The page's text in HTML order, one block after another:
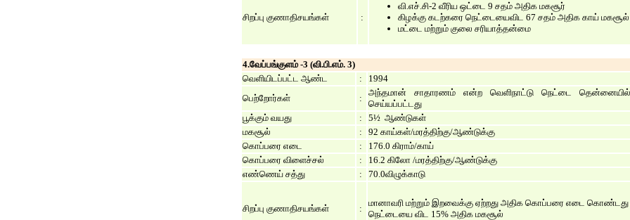
சிறப்பு குணாதிசயங்கள் :
வி.எச்.சி-2 வீரிய ஒட்டை 9 சதம் அதிக மகசூர்
கிழக்கு கடற்கரை நெட்டையைவிட 67 சதம் அதிக காய் மகசூல்
மட்டை மற்றும் குலை சரியாத்தன்மை
4.வேப்பங்குளம் -3 (வி.பி.எம். 3)
வெளியிடப்பட்ட ஆண்ட
:
1994
பெற்றோர்கள்
:
அந்தமான் சாதாரணம் என்ற வெளிநாட்டு நெட்டை தென்னையில்
செய்யப்பட்டது
பூக்கும் வயது
:
5½ ஆண்டுகள்
மகசூல்
:
92 காய்கள்/மரத்திற்கு/ஆண்டுக்கு
கொப்பரை எடை
:
176.0 கிராம்/காய்
கொப்பரை விளைச்சல்
:
16.2 கிலோ /மரத்திற்கு/ஆண்டுக்கு
எண்ணெய் சத்து
: 70.0விழுக்காடு
சிறப்பு குணாதிசயங்கள் :
மானாவரி மற்றும் இறவைக்கு ஏற்றது அதிக கொப்பரை எடை கொண்டது
நெட்டையை விட 15% அதிக மகசூல்